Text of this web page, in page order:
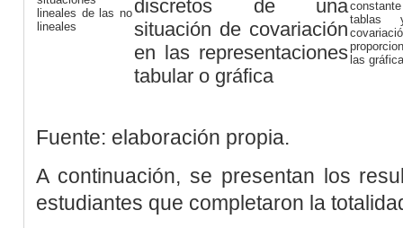
lineales de las no
lineales
discretos de una
situación de covariación
en las representaciones
tabular o gráfica
tablas
las
Fuente: elaboración propia.
A continuación, se presentan los
estudiantes que completaron la